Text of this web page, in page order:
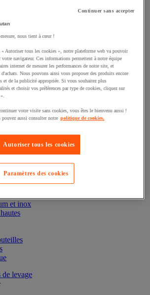
convoyeur
et mobile
à bande
palettes
et galet pour convoyeur
diable
et inox
de levage
Continuer sans accepter
nous tient à cœur !
Autoriser tous les cookies », notre plateforme web va pouvoir
votre navigateur. Ces informations permettent à notre équipe
internet de mesurer les performances de notre site, et
d'achats. Nous pouvons ainsi vous proposer des produits encore
et de la publicité appropriée. Si vous souhaitez plus
et choisir vos préférences par type de cookies, cliquez sur
votre visite sans cookies, vous êtes le bienvenu aussi !
aussi consulter notre politique de cookies.
Autoriser tous les cookies
Paramètres des cookies